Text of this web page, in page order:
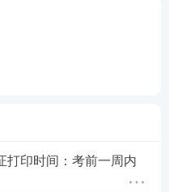
打印时间：考前一周内